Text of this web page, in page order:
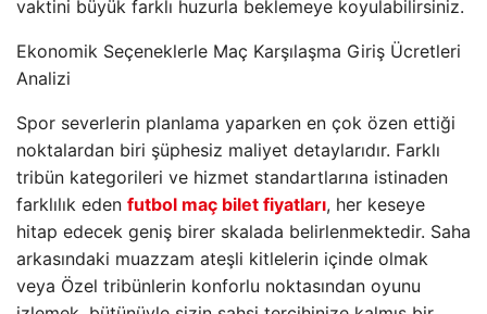
vaktini büyük farklı huzurla beklemeye koyulabilirsiniz.
Ekonomik Seçeneklerle Maç Karşılaşma Giriş Ücretleri
Analizi
Spor severlerin planlama yaparken en çok özen ettiği
noktalardan biri şüphesiz maliyet detaylarıdır. Farklı
tribün kategorileri ve hizmet standartlarına istinaden
farklılık eden futbol maç bilet fiyatları, her keseye
hitap edecek geniş birer skalada belirlenmektedir. Saha
arkasındaki muazzam ateşli kitlelerin içinde olmak
veya Özel tribünlerin konforlu noktasından oyunu